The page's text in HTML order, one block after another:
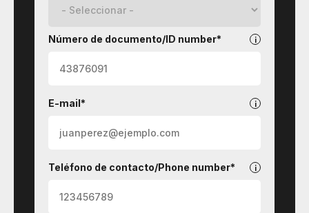
Número de documento/ID number*
E-mail*
Teléfono de contacto/Phone number*